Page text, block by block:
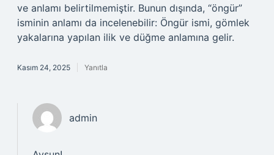
ve anlamı belirtilmemiştir. Bunun dışında, “öngür”
isminin anlamı da incelenebilir: Öngür ismi, gömlek
yakalarına yapılan ilik ve düğme anlamına gelir.
Kasım 24, 2025 Yanıtla
admin